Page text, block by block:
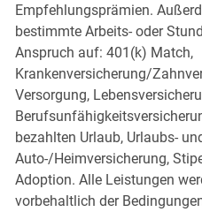
Empfehlungsprämien.
bestimmte Arbeits- oder
Anspruch auf: 401(k) Match,
Krankenversicherung/
Versorgung,
bezahlten Urlaub, Urlaubs-
Auto-/Heimversicherung,
Adoption. Alle Leistungen
vorbehaltlich der